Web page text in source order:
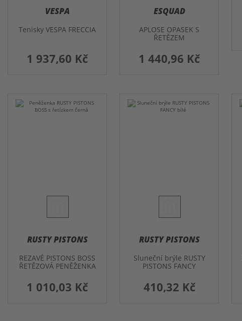
VESPA
Tenisky VESPA FRECCIA
1 937,60 Kč
ESQUAD
APLOSE OPASEK S
ŘETĚZEM
1 440,96 Kč
RUSTY PISTONS
REZAVÉ PISTONS BOSS
ŘETĚZOVÁ PENĚŽENKA
1 010,03 Kč
RUSTY PISTONS
Sluneční brýle RUSTY
PISTONS FANCY
410,32 Kč